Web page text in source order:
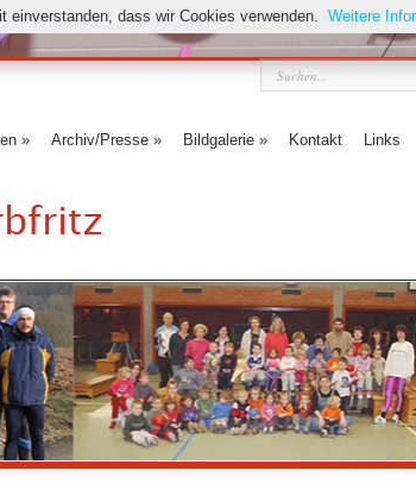
» Archiv/Presse » Bildgalerie » Kontakt Links
einverstanden, dass wir Cookies verwenden. Weitere